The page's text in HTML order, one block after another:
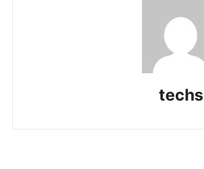
techs